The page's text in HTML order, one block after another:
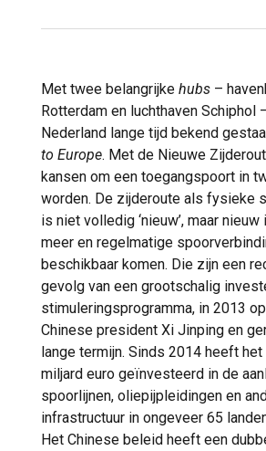
Met twee belangrijke hubs –
Rotterdam en luchthaven Schiphol
Nederland lange tijd bekend
to Europe. Met de Nieuwe
kansen om een toegangspoort in
worden. De zijderoute als fysieke
is niet volledig ‘nieuw’, maar
meer en regelmatige
beschikbaar komen. Die zijn een
gevolg van een grootschalig
stimuleringsprogramma, in 2013
Chinese president Xi Jinping en
lange termijn. Sinds 2014 heeft
miljard euro geïnvesteerd in de
spoorlijnen, oliepijpleidingen en
infrastructuur in ongeveer 65
Het Chinese beleid heeft een